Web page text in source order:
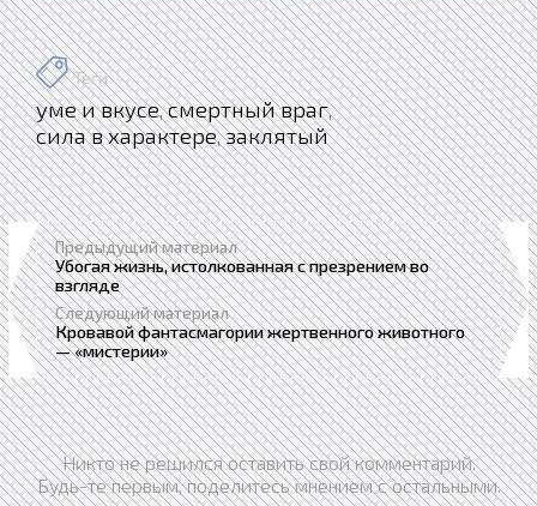
Теги
уме и вкусе,смертный враг,
сила в характере,заклятый
Предыдущий материал
Убогая жизнь, истолкованная с презрением во
взгляде
Следующий материал
Кровавой фантасмагории жертвенного животного
— «мистерии»
Никто не решился оставить свой комментарий.
Будь-те первым, поделитесь мнением с остальными.